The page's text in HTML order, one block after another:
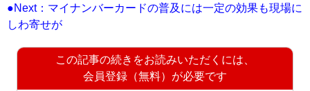
●Next：マイナンバーカードの普及には一定の効果も現場に
しわ寄せが
この記事の続きをお読みいただくには、
会員登録（無料）が必要です